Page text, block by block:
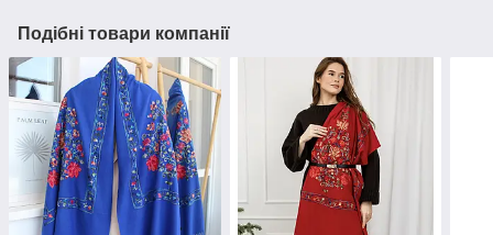
Подібні товари компанії